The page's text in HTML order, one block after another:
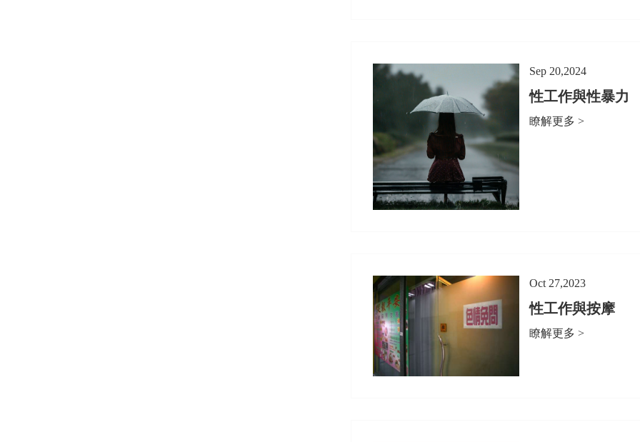
Sep 20,2024
性工作與性暴力
瞭解更多 >
Oct 27,2023
性工作與按摩
瞭解更多 >